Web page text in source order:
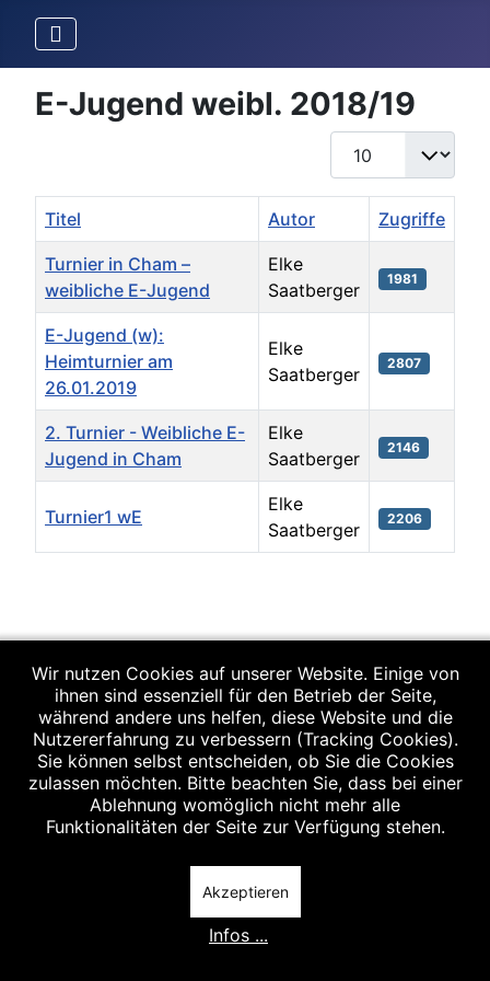
E-Jugend weibl. 2018/19
Anzeige #
Titel Autor Zugriffe
Turnier in Cham –
weibliche E-Jugend
Elke
Saatberger
1981
E-Jugend (w):
Heimturnier am
26.01.2019
Elke
Saatberger
2807
2. Turnier - Weibliche E-
Jugend in Cham
Elke
Saatberger
2146
Turnier1 wE
Elke
Saatberger
2206
Wir nutzen Cookies auf unserer Website. Einige von
ihnen sind essenziell für den Betrieb der Seite,
während andere uns helfen, diese Website und die
Nutzererfahrung zu verbessern (Tracking Cookies).
Sie können selbst entscheiden, ob Sie die Cookies
zulassen möchten. Bitte beachten Sie, dass bei einer
Ablehnung womöglich nicht mehr alle
Funktionalitäten der Seite zur Verfügung stehen.
Akzeptieren
Infos ...